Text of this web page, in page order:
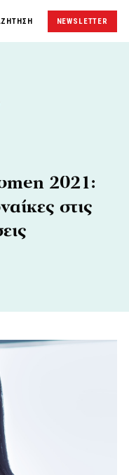
NEWSLETTER
2021:
στις